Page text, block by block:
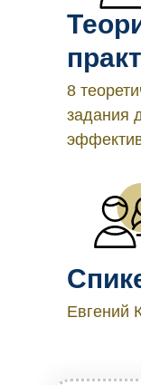
8
задания
Евгений